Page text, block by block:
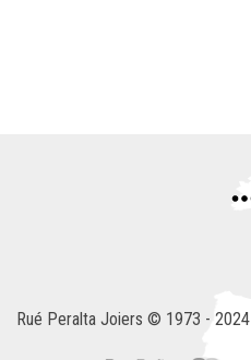
Rué Peralta Joiers © 1973 - 2024